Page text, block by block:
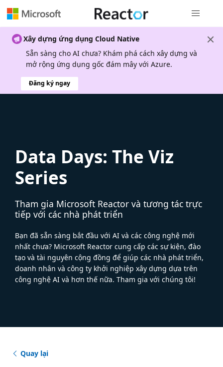
Xây dựng ứng dụng Cloud Native
Sẵn sàng cho AI chưa? Khám phá cách xây dựng và
mở rộng ứng dụng gốc đám mây với Azure.
Đăng ký ngay
Data Days: The Viz
Series
Tham gia Microsoft Reactor và tương tác trực
tiếp với các nhà phát triển
Bạn đã sẵn sàng bắt đầu với AI và các công nghệ mới
nhất chưa? Microsoft Reactor cung cấp các sự kiện, đào
tạo và tài nguyên cộng đồng để giúp các nhà phát triển,
doanh nhân và công ty khởi nghiệp xây dựng dựa trên
công nghệ AI và hơn thế nữa. Tham gia với chúng tôi!
Quay lại